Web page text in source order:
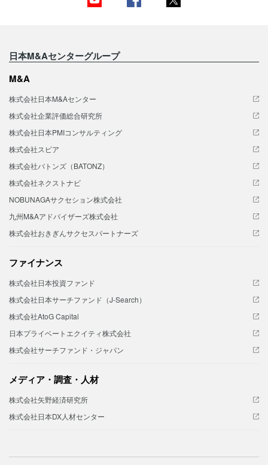
日本M&Aセンターグループ
M&A
株式会社日本M&Aセンター
株式会社企業評価総合研究所
株式会社日本PMIコンサルティング
株式会社スピア
株式会社バトンズ（BATONZ）
株式会社ネクストナビ
NOBUNAGAサクセション株式会社
九州M&Aアドバイザーズ株式会社
株式会社おきぎんサクセスパートナーズ
ファイナンス
株式会社日本投資ファンド
株式会社日本サーチファンド（J-Search）
株式会社AtoG Capital
日本プライベートエクイティ株式会社
株式会社サーチファンド・ジャパン
メディア・調査・人材
株式会社矢野経済研究所
株式会社日本DX人材センター